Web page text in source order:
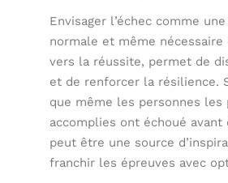
Envisager l’échec comme
normale et même nécessaire
vers la réussite, permet de
et de renforcer la résilience.
que même les personnes les
accomplies ont échoué avant
peut être une source
franchir les épreuves avec